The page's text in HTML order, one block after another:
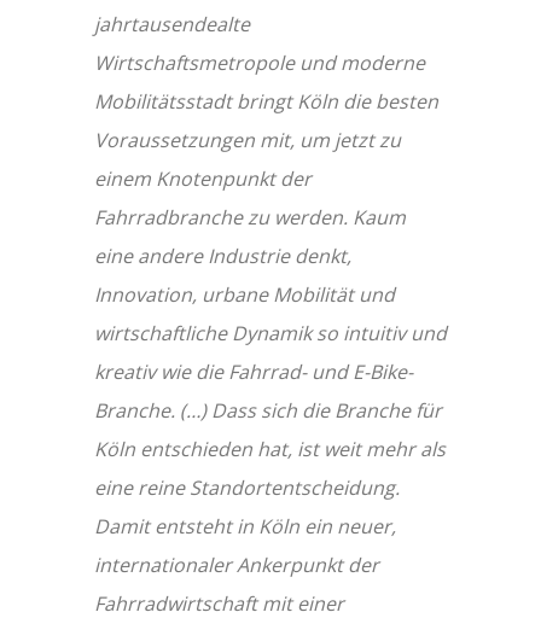
jahrtausendealte
Wirtschaftsmetropole und moderne
Mobilitätsstadt bringt Köln die besten
Voraussetzungen mit, um jetzt zu
einem Knotenpunkt der
Fahrradbranche zu werden. Kaum
eine andere Industrie denkt,
Innovation, urbane Mobilität und
wirtschaftliche Dynamik so intuitiv und
kreativ wie die Fahrrad- und E-Bike-
Branche. (…) Dass sich die Branche für
Köln entschieden hat, ist weit mehr als
eine reine Standortentscheidung.
Damit entsteht in Köln ein neuer,
internationaler Ankerpunkt der
Fahrradwirtschaft mit einer